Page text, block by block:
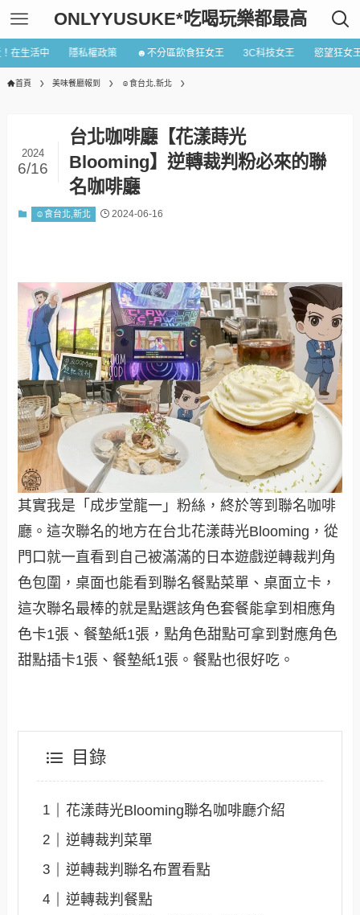
ONLYYUSUKE*吃喝玩樂都最高
在生活中 隱私權政策 ☻不分區飲食狂女王 3C科技女王 慾望狂女
首頁 美味餐廳報到 ☺食台北,新北
台北咖啡廳【花漾蒔光
Blooming】逆轉裁判粉必來的聯
名咖啡廳
2024
6/16
☺食台北,新北 2024-06-16
其實我是「成步堂龍一」粉絲，終於等到聯名咖啡
廳。這次聯名的地方在台北花漾蒔光Blooming，從
門口就一直看到自己被滿滿的日本遊戲逆轉裁判角
色包圍，桌面也能看到聯名餐點菜單、桌面立卡，
這次聯名最棒的就是點選該角色套餐能拿到相應角
色卡1張、餐墊紙1張，點角色甜點可拿到對應角色
甜點插卡1張、餐墊紙1張。餐點也很好吃。
目錄
花漾蒔光Blooming聯名咖啡廳介紹
逆轉裁判菜單
逆轉裁判聯名布置看點
逆轉裁判餐點